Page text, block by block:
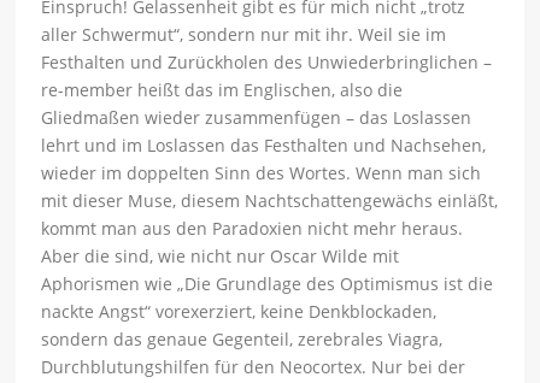
Einspruch! Gelassenheit gibt es für mich nicht „trotz
aller Schwermut“, sondern nur mit ihr. Weil sie im
Festhalten und Zurückholen des Unwiederbringlichen –
re-member heißt das im Englischen, also die
Gliedmaßen wieder zusammenfügen – das Loslassen
lehrt und im Loslassen das Festhalten und Nachsehen,
wieder im doppelten Sinn des Wortes. Wenn man sich
mit dieser Muse, diesem Nachtschattengewächs einläßt,
kommt man aus den Paradoxien nicht mehr heraus.
Aber die sind, wie nicht nur Oscar Wilde mit
Aphorismen wie „Die Grundlage des Optimismus ist die
nackte Angst“ vorexerziert, keine Denkblockaden,
sondern das genaue Gegenteil, zerebrales Viagra,
Durchblutungshilfen für den Neocortex. Nur bei der